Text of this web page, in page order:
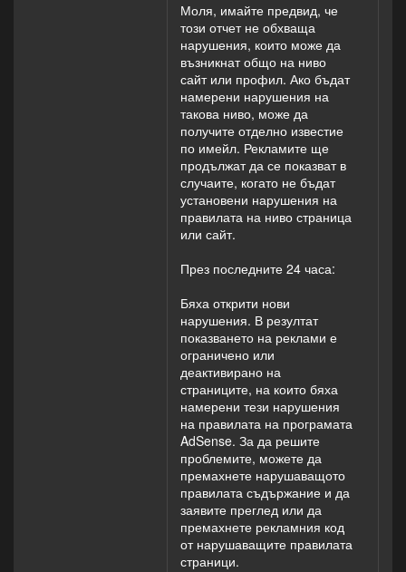
Моля, имайте предвид, че
този отчет не обхваща
нарушения, които може да
възникнат общо на ниво
сайт или профил. Ако бъдат
намерени нарушения на
такова ниво, може да
получите отделно известие
по имейл. Рекламите ще
продължат да се показват в
случаите, когато не бъдат
установени нарушения на
правилата на ниво страница
или сайт.
През последните 24 часа:
Бяха открити нови
нарушения. В резултат
показването на реклами е
ограничено или
деактивирано на
страниците, на които бяха
намерени тези нарушения
на правилата на програмата
AdSense. За да решите
проблемите, можете да
премахнете нарушаващото
правилата съдържание и да
заявите преглед или да
премахнете рекламния код
от нарушаващите правилата
страници.